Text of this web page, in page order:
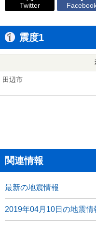
Twitter
震度1
田辺市
関連情報
最新の地震情報
2019年04月10日の地震情